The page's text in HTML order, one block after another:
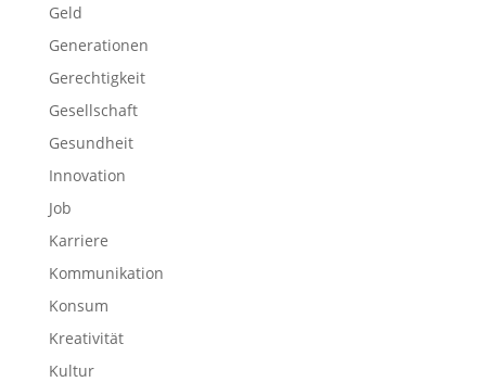
Geld
Generationen
Gerechtigkeit
Gesellschaft
Gesundheit
Innovation
Job
Karriere
Kommunikation
Konsum
Kreativität
Kultur